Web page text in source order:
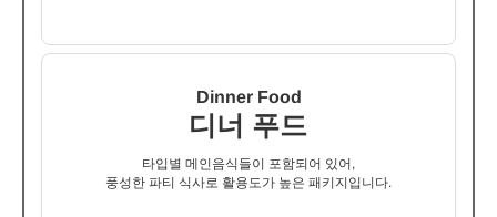
Dinner Food
디너 푸드
타입별 메인음식들이 포함되어 있어,
풍성한 파티 식사로 활용도가 높은 패키지입니다.